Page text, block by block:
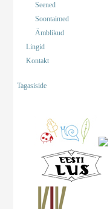
Seened
Soontaimed
Ämblikud
Lingid
Kontakt
Tagasiside